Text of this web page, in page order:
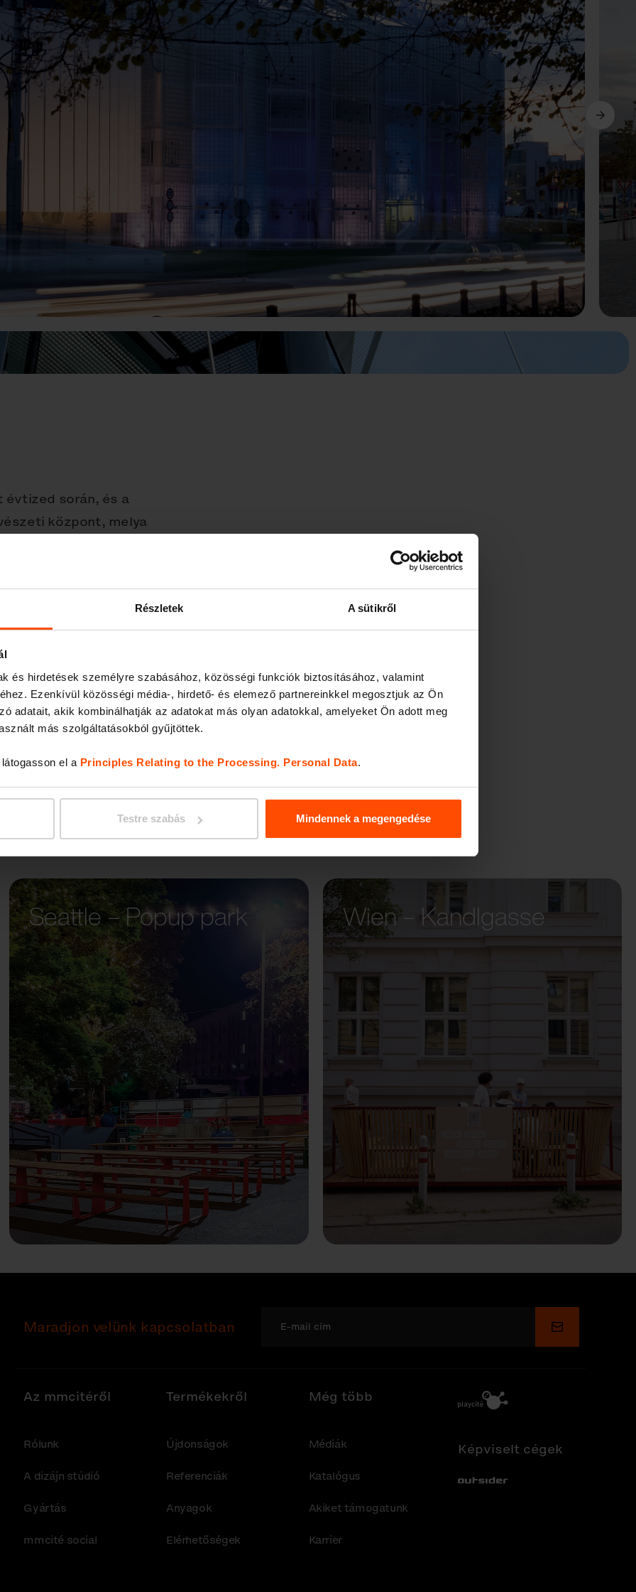
Részletek A sütikről
és hirdetések személyre szabásához, közösségi funkciók biztosításához, valamint
Ezenkívül közösségi média-, hirdető- és elemező partnereinkkel megosztjuk az Ön
adatait, akik kombinálhatják az adatokat más olyan adatokkal, amelyeket Ön adott meg
más szolgáltatásokból gyűjtöttek.
el a Principles Relating to the Processing. Personal Data.
Testre szabás Mindennek a megengedése
Következő
évtized során, és a
központ, melya
fűződik.Ehhez a
azt
beleértvea
homlokzata
tartjuk,
ikonnal.
értékes
Seattle – Popup park Wien – Kandlgasse
Maradjon velünk kapcsolatban Küldés
Az mmcitéről
Rólunk
A dizájn stúdió
Gyártás
mmcité social
Termékekről
Újdonságok
Referenciák
Anyagok
Elérhetőségek
Még több
Médiák
Katalógus
Akiket támogatunk
Karrier
Képviselt cégek
Out-Sider